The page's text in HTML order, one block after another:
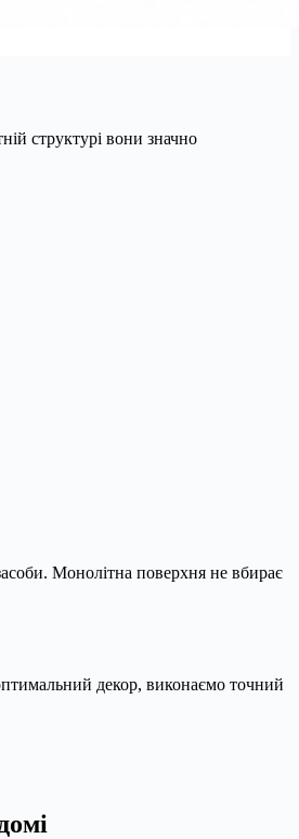
структурі вони значно
Монолітна поверхня не вбирає
декор, виконаємо точний